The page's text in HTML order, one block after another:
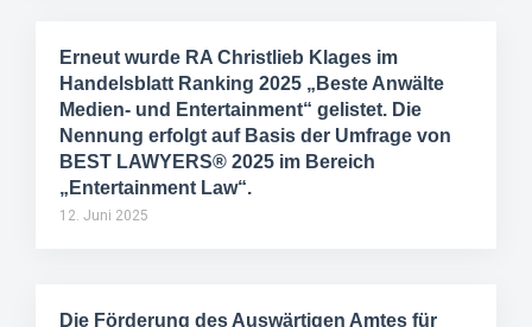
Erneut wurde RA Christlieb Klages im
Handelsblatt Ranking 2025 „Beste Anwälte
Medien- und Entertainment“ gelistet. Die
Nennung erfolgt auf Basis der Umfrage von
BEST LAWYERS® 2025 im Bereich
„Entertainment Law“.
12. Juni 2025
Die Förderung des Auswärtigen Amtes für